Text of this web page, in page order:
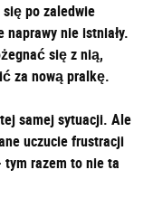
się po zaledwie
nie istniały.
się z nią,
za nową pralkę.
samej sytuacji. Ale
uczucie frustracji
razem to nie ta